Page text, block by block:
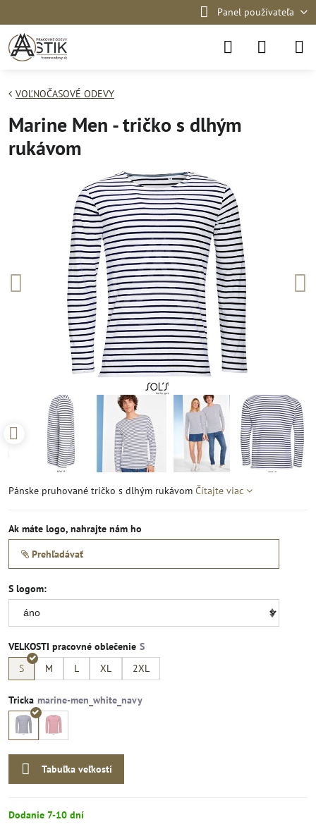
Panel používateľa
VOĽNOČASOVÉ ODEVY
Marine Men - tričko s dlhým
rukávom
Pánske pruhované tričko s dlhým rukávom Čítajte viac
Ak máte logo, nahrajte nám ho
Prehľadávať
S logom:
VELKOSTI pracovné oblečenie
S
M L XL 2XL
Tricka
Tabuľka veľkostí
Dodanie 7-10 dní